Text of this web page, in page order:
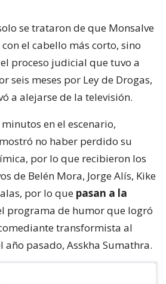
se trataron de que Monsalve
el cabello más corto, sino
proceso judicial que tuvo a
seis meses por Ley de Drogas,
a alejarse de la televisión.
en el escenario,
no haber perdido su
por lo que recibieron los
de Belén Mora, Jorge Alís, Kike
por lo que pasan a la
programa de humor que logró
transformista al
año pasado, Asskha Sumathra.